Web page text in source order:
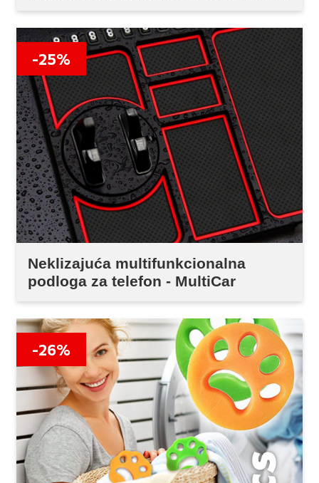
-25%
Neklizajuća multifunkcionalna
podloga za telefon - MultiCar
-26%